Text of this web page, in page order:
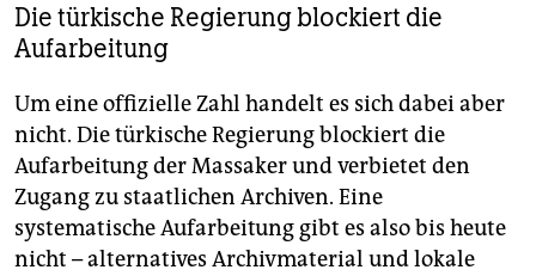
Die türkische Regierung blockiert die
Aufarbeitung
Um eine offizielle Zahl handelt es sich dabei aber
nicht. Die türkische Regierung blockiert die
Aufarbeitung der Massaker und verbietet den
Zugang zu staatlichen Archiven. Eine
systematische Aufarbeitung gibt es also bis heute
nicht – alternatives Archivmaterial und lokale